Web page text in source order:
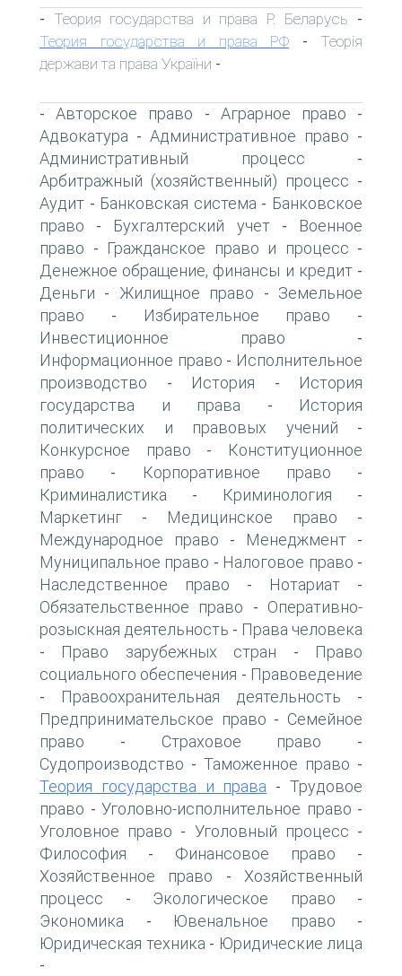
- Теория государства и права Р. Беларусь -
Теория государства и права РФ - Теорія
держави та права України -
-Авторское право - Аграрное право -
Адвокатура - Административное право -
Административный процесс -
Арбитражный (хозяйственный) процесс -
Аудит - Банковская система - Банковское
право - Бухгалтерский учет-
Военное
право - Гражданское право и процесс -
Денежное обращение, финансы и кредит-
Деньги - Жилищное право - Земельное
право - Избирательное право -
Инвестиционное право -
Информационное право - Исполнительное
производство - История -
История
государства и права -
История
политических и правовых учений -
Конкурсное право -
Конституционное
право - Корпоративное право -
Криминалистика - Криминология -
Маркетинг - Медицинское право -
Международное право - Менеджмент -
Муниципальное право - Налоговое право -
Наследственное право - Нотариат -
Обязательственное право - Оперативно-
розыскная деятельность - Права человека
- Право зарубежных стран -
Право
социального обеспечения - Правоведение
- Правоохранительная деятельность -
Предпринимательское право - Семейное
право - Страховое право -
Судопроизводство - Таможенное право -
Теория государства и права -Трудовое
право - Уголовно-исполнительное право -
Уголовное право - Уголовный процесс -
Философия - Финансовое право -
Хозяйственное право - Хозяйственный
процесс - Экологическое право -
Экономика - Ювенальное право -
Юридическая техника - Юридические лица
-